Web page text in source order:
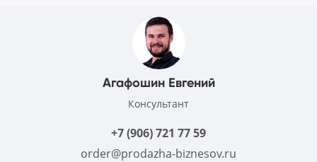
Агафошин Евгений
Консультант
+7 (906) 721 77 59
order@prodazha-biznesov.ru